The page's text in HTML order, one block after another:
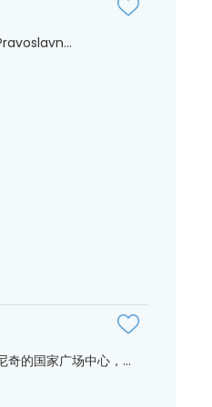
奇的国家广场中心，...